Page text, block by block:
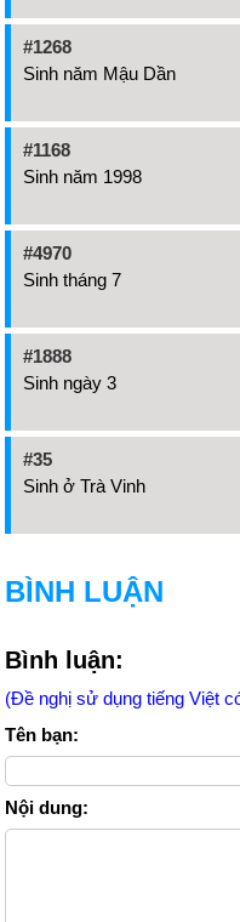
#1268
Sinh năm Mậu Dần
#1168
Sinh năm 1998
#4970
Sinh tháng 7
#1888
Sinh ngày 3
#35
Sinh ở Trà Vinh
BÌNH LUẬN
Bình luận:
(Đề nghị sử dụng tiếng Việt
Tên bạn:
Nội dung: